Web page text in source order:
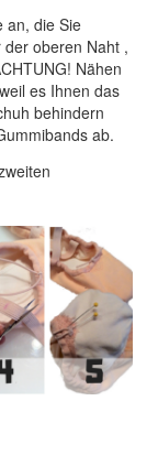
an, die Sie
der oberen Naht ,
Nähen
es Ihnen das
behindern
ab.